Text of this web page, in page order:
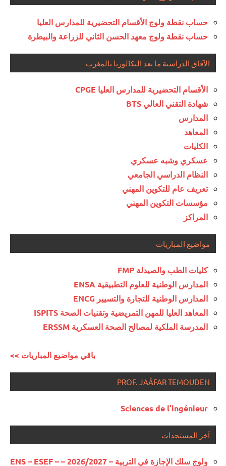
حساب نقطة ولوج الأقسام التحضيرية للمدارس العليا
حساب نقطة ولوج معهد الحسن الثاني للزراعة والبيطرة
الآفاق الدراسية ما بعد البكالوريا بالمغرب
الأقسام التحضيرية للمدارس العليا CPGE
شهادة التقني العالي BTS
المدارس
المعاهد
الكليات
عسكري وشبه عسكري
النظام الدراسي الجامعي
تعريف عام للتكوين المهني
مؤسسات التكوين المهني
المراكز
مواضيع المباريات
كليات الطب والصيدلة FMP
المدارس الوطنية للعلوم التطبيقية ENSA
المدارس الوطنية للتجارة والتسيير ENCG
المعاهد العليا للمهن التمريضية وتقنيات الصحة ISPITS
المدرسة الملكية لمصالح الصحة العسكرية ERSSM
<< باقي مواضيع المباريات
PROF. JAÂFAR TEMOUDEN
Sciences de l’ingénieur
آخر المستجدات
ولوج سلك الإجازة في التربية – 2026/2027 – ENS – ESEF –